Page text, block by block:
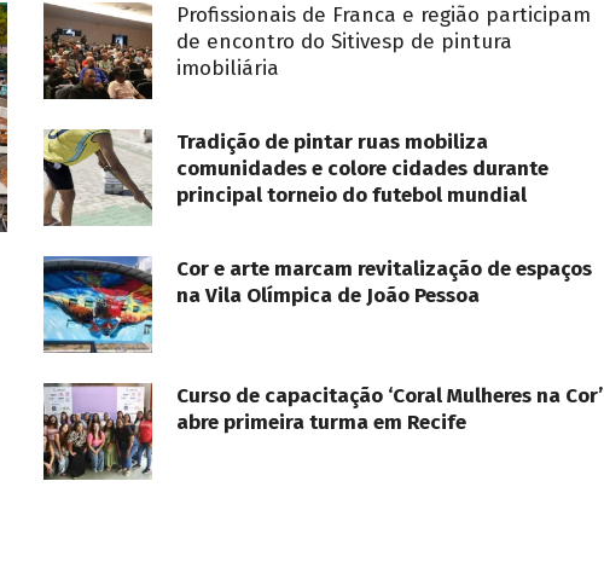
Profissionais de Franca e região participam
de encontro do Sitivesp de pintura
imobiliária
Tradição de pintar ruas mobiliza
comunidades e colore cidades durante
principal torneio do futebol mundial
Cor e arte marcam revitalização de espaços
na Vila Olímpica de João Pessoa
Curso de capacitação ‘Coral Mulheres na Cor’
abre primeira turma em Recife